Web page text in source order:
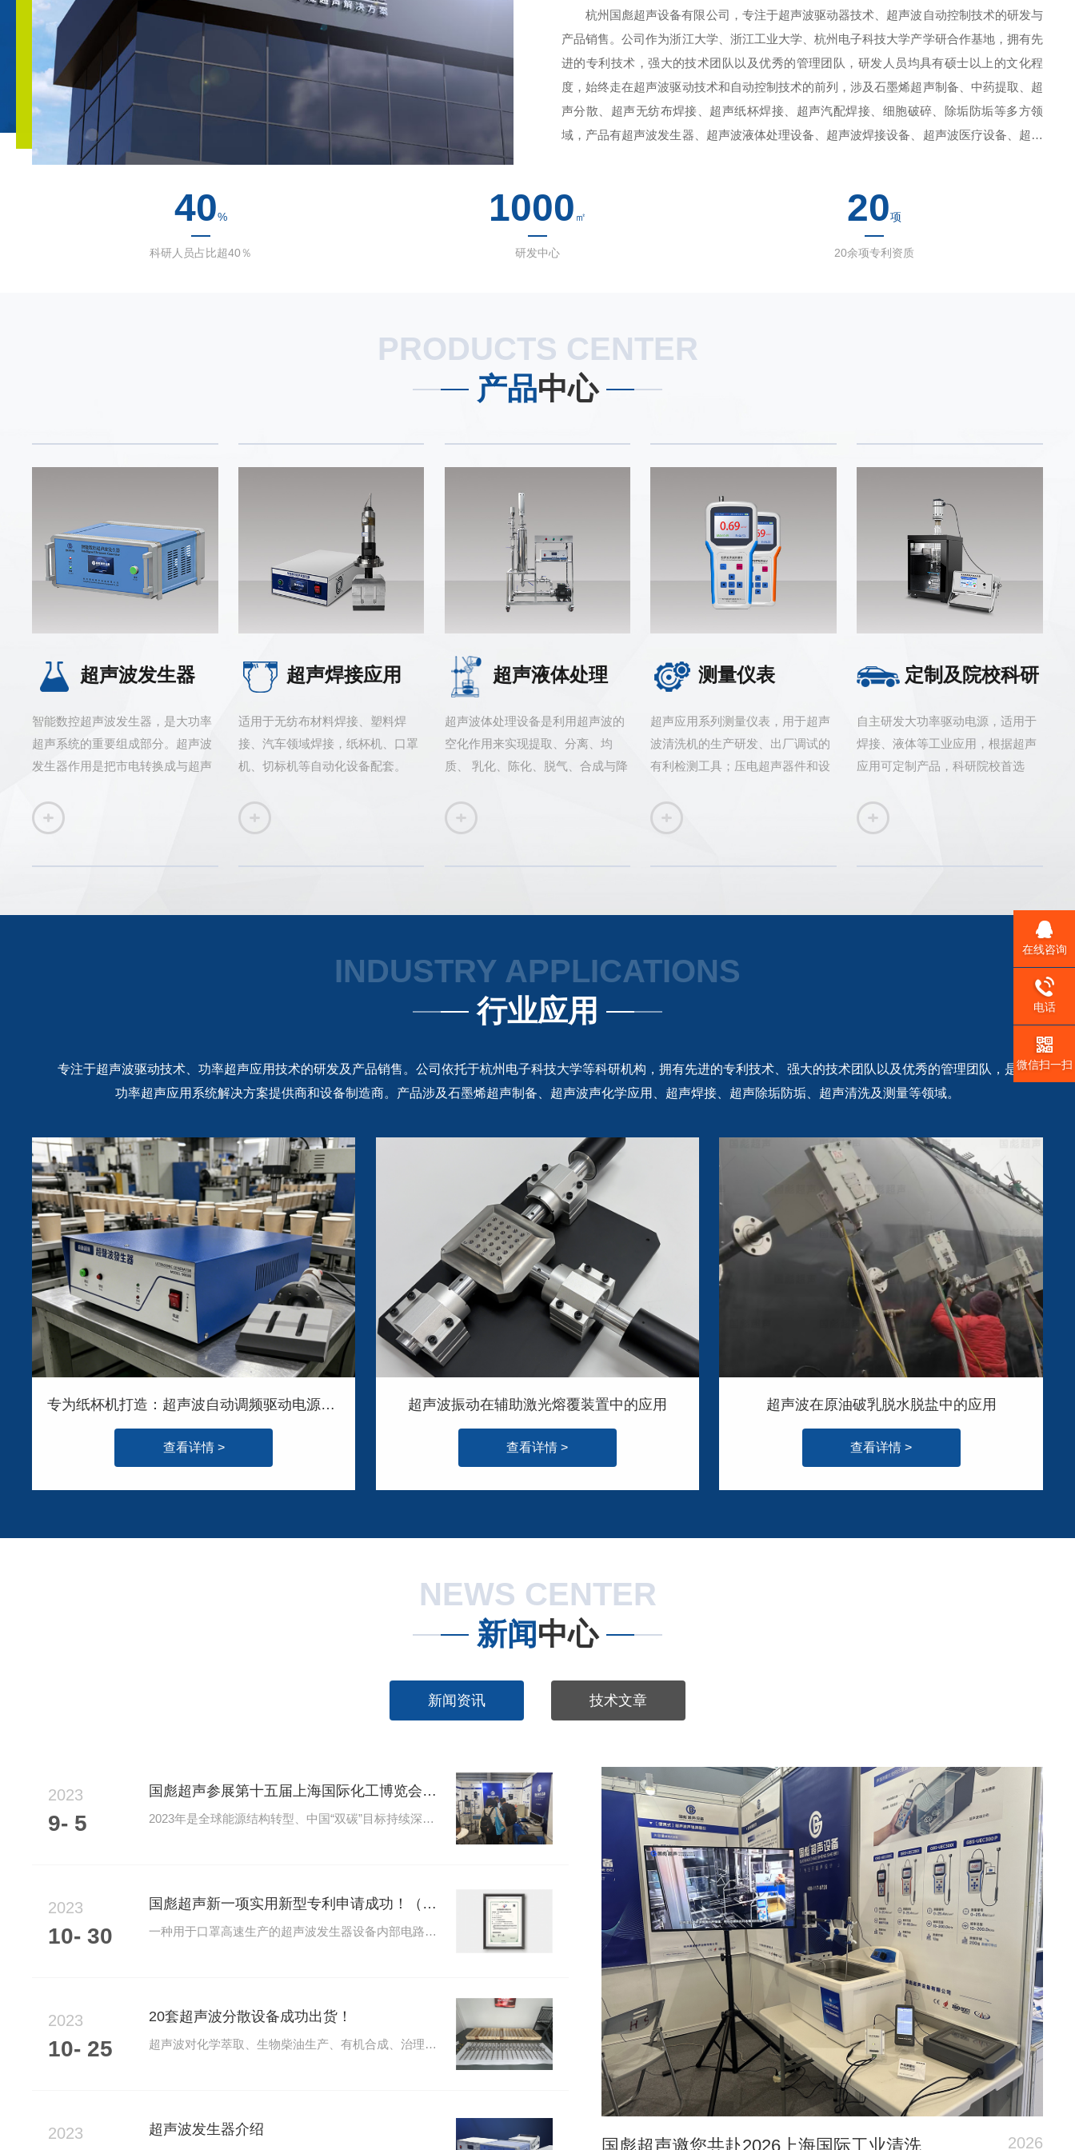
杭州国彪超声设备有限公司，专注于超声波驱动器技术、超声波自动控制技术的研发与
产品销售。公司作为浙江大学、浙江工业大学、杭州电子科技大学产学研合作基地，拥有先
进的专利技术，强大的技术团队以及优秀的管理团队，研发人员均具有硕士以上的文化程
度，始终走在超声波驱动技术和自动控制技术的前列，涉及石墨烯超声制备、中药提取、超
声分散、超声无纺布焊接、超声纸杯焊接、超声汽配焊接、细胞破碎、除垢防垢等多方领
域，产品有超声波发生器、超声波液体处理设备、超声波焊接设备、超声波医疗设备、超声
程控制，确保出厂的产品合格。 诚信经营，始终如一地为客户提供优质的产品和服务。
40%
科研人员占比超40％
1000 ㎡
研发中心
20项
20余项专利资质
PRODUCTS CENTER
产品中心
超声波发生器
智能数控超声波发生器，是大功率
超声系统的重要组成部分。超声波
发生器作用是把市电转换成与超声
号，驱动超声波发生器工作。
超声焊接应用
适用于无纺布材料焊接、塑料焊
接、汽车领域焊接，纸杯机、口罩
机、切标机等自动化设备配套。
超声液体处理
超声波体处理设备是利用超声波的
空化作用来实现提取、分离、均
质、 乳化、陈化、脱气、合成与降
石墨烯超声制 备、纳米材料分散、
生物柴油生产、微生物治理、生物
测量仪表
超声应用系列测量仪表，用于超声
波清洗机的生产研发、出厂调试的
有利检测工具；压电超声器件和设
还可用于科研超声波声化学声强测
量，检测空化强度和频率数据等。
定制及院校科研
自主研发大功率驱动电源，适用于
焊接、液体等工业应用，根据超声
应用可定制产品，科研院校首选
INDUSTRY APPLICATIONS
行业应用
专注于超声波驱动技术、功率超声应用技术的研发及产品销售。公司依托于杭州电子科技大学等科研机构，拥有先进的专利技术、强大的技术团队以及优秀的管理团队，是
功率超声应用系统解决方案提供商和设备制造商。产品涉及石墨烯超声制备、超声波声化学应用、超声焊接、超声除垢防垢、超声清洗及测量等领域。
专为纸杯机打造：超声波自动调频驱动电源的应用
查看详情 >
超声波振动在辅助激光熔覆装置中的应用
查看详情 >
超声波在原油破乳脱水脱盐中的应用
查看详情 >
NEWS CENTER
新闻中心
新闻资讯 技术文章
2023
9- 5
国彪超声参展第十五届上海国际化工博览会，圆满成功！
2023年是全球能源结构转型、中国“双碳”目标持续深化的一年，也是国内经济稳中求进、宏观政策超前发力的一年。
2023
10- 30
国彪超声新一项实用新型专利申请成功！（一种用于口罩高速生产的超声波发生器设备内部电路）
一种用于口罩高速生产的超声波发生器设备内部电路ZL202320810385.2
2023
10- 25
20套超声波分散设备成功出货！
超声波对化学萃取、生物柴油生产、有机合成、治理微生物、降解有毒有机污染物、化学反应速度和产率、催化剂的催化效率、生物降解处理，超声波防垢除垢、生物细胞粉碎、分散和凝聚，造成了一个非常有利于反应过程的局部小环境，能大大提高反应速度，降低反应条件。
2023 超声波发生器介绍
国彪超声邀您共赴2026上海国际工业清洗展，E3-D10-1展位不见不散！ 2026
在线咨询
电话
微信扫一扫